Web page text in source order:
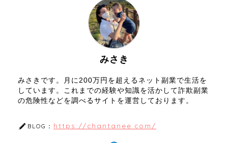
みさき
みさきです。月に200万円を超えるネット副業で生活を
しています。これまでの経験や知識を活かして詐欺副業
の危険性などを調べるサイトを運営しております。
BLOG： https://chantanee.com/